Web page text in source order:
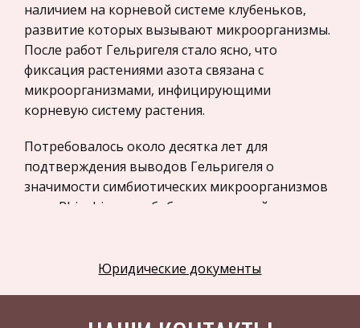
Программное обеспечение
Разное
Уголовное и уголовно-исполнительное
право
Налоговое право
Техника
Компьютеры, Программирование
История экономических учений
Физкультура и Спорт
наличием на корневой системе клубеньков,
развитие которых вызывают микроорганизмы.
После работ Гельригеля стало ясно, что
фиксация растениями азота связана с
микроорганизмами, инфицирующими
корневую систему растения.
Потребовалось около десятка лет для
подтверждения выводов Гельригеля о
значимости симбиотических микроорганизмов
рода Rhizobium для бобовых растений как
Голландский бактериолог М. Бейеринк (M.
показана их способность инфицировать
Юридические документы